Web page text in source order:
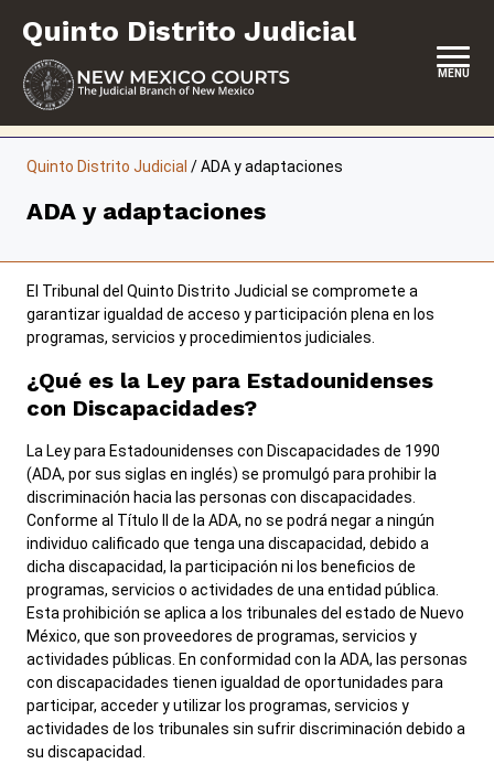
contenido
Quinto Distrito Judicial
MENU
AUTOREPRESENTACIÓN
SERVICIOS Y PROGRAMAS
FORMULARIOS Y EXPEDIENTES
Carreras
Pago de sanciones y aranceles
ADA y adaptaciones
View site in English
Quinto Distrito Judicial /ADA y adaptaciones
ADA y adaptaciones
El Tribunal del Quinto Distrito Judicial se compromete a
garantizar igualdad de acceso y participación plena en los
programas, servicios y procedimientos judiciales.
¿Qué es la Ley para Estadounidenses
con Discapacidades?
La Ley para Estadounidenses con Discapacidades de 1990
(ADA, por sus siglas en inglés) se promulgó para prohibir la
discriminación hacia las personas con discapacidades.
Conforme al Título II de la ADA, no se podrá negar a ningún
individuo calificado que tenga una discapacidad, debido a
dicha discapacidad, la participación ni los beneficios de
programas, servicios o actividades de una entidad pública.
Esta prohibición se aplica a los tribunales del estado de Nuevo
México, que son proveedores de programas, servicios y
actividades públicas. En conformidad con la ADA, las personas
con discapacidades tienen igualdad de oportunidades para
participar, acceder y utilizar los programas, servicios y
actividades de los tribunales sin sufrir discriminación debido a
su discapacidad.